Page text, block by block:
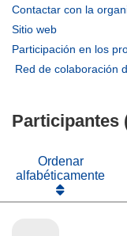
Contactar con la
Sitio web
abrirá
ventana)
Participación en los
Red de colaboración
Participantes
Ordenar
alfabéticamente